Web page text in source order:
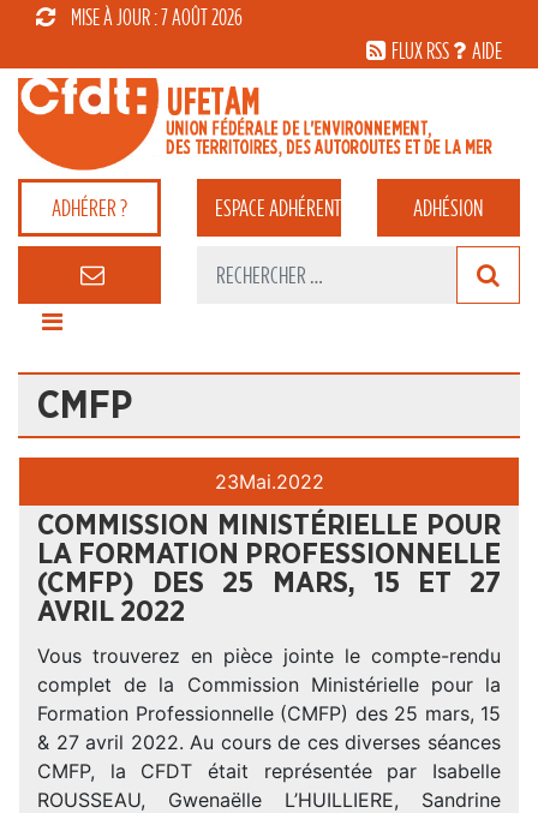
MISE À JOUR : 7 AOÛT 2026
FLUX RSS
AIDE
ADHÉRER ? ESPACEADHÉRENT ADHÉSION
CMFP
23Mai.2022
COMMISSION MINISTÉRIELLE POUR
LA FORMATION PROFESSIONNELLE
(CMFP) DES 25 MARS, 15 ET 27
AVRIL 2022
Vous trouverez en pièce jointe le compte-rendu
complet de la Commission Ministérielle pour la
Formation Professionnelle (CMFP) des 25 mars, 15
& 27 avril 2022. Au cours de ces diverses séances
CMFP, la CFDT était représentée par Isabelle
ROUSSEAU, Gwenaëlle L’HUILLIERE, Sandrine